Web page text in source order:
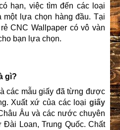
hạn, việc tìm đến các loại
lựa chọn hàng đầu. Tại
CNC Wallpaper có vô vàn
bạn lựa chọn.
gì?
là các mẫu giấy đã từng được
Xuất xứ của các loại giấy
Âu và các nước chuyên
Đài Loan, Trung Quốc. Chất